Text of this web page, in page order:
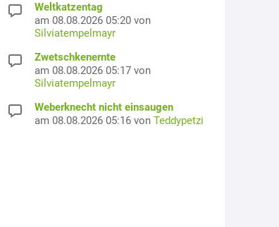
Weltkatzentag
am 08.08.2026 05:20 von
Silviatempelmayr
Zwetschkenernte
am 08.08.2026 05:17 von
Silviatempelmayr
Weberknecht nicht einsaugen
am 08.08.2026 05:16 von Teddypetzi